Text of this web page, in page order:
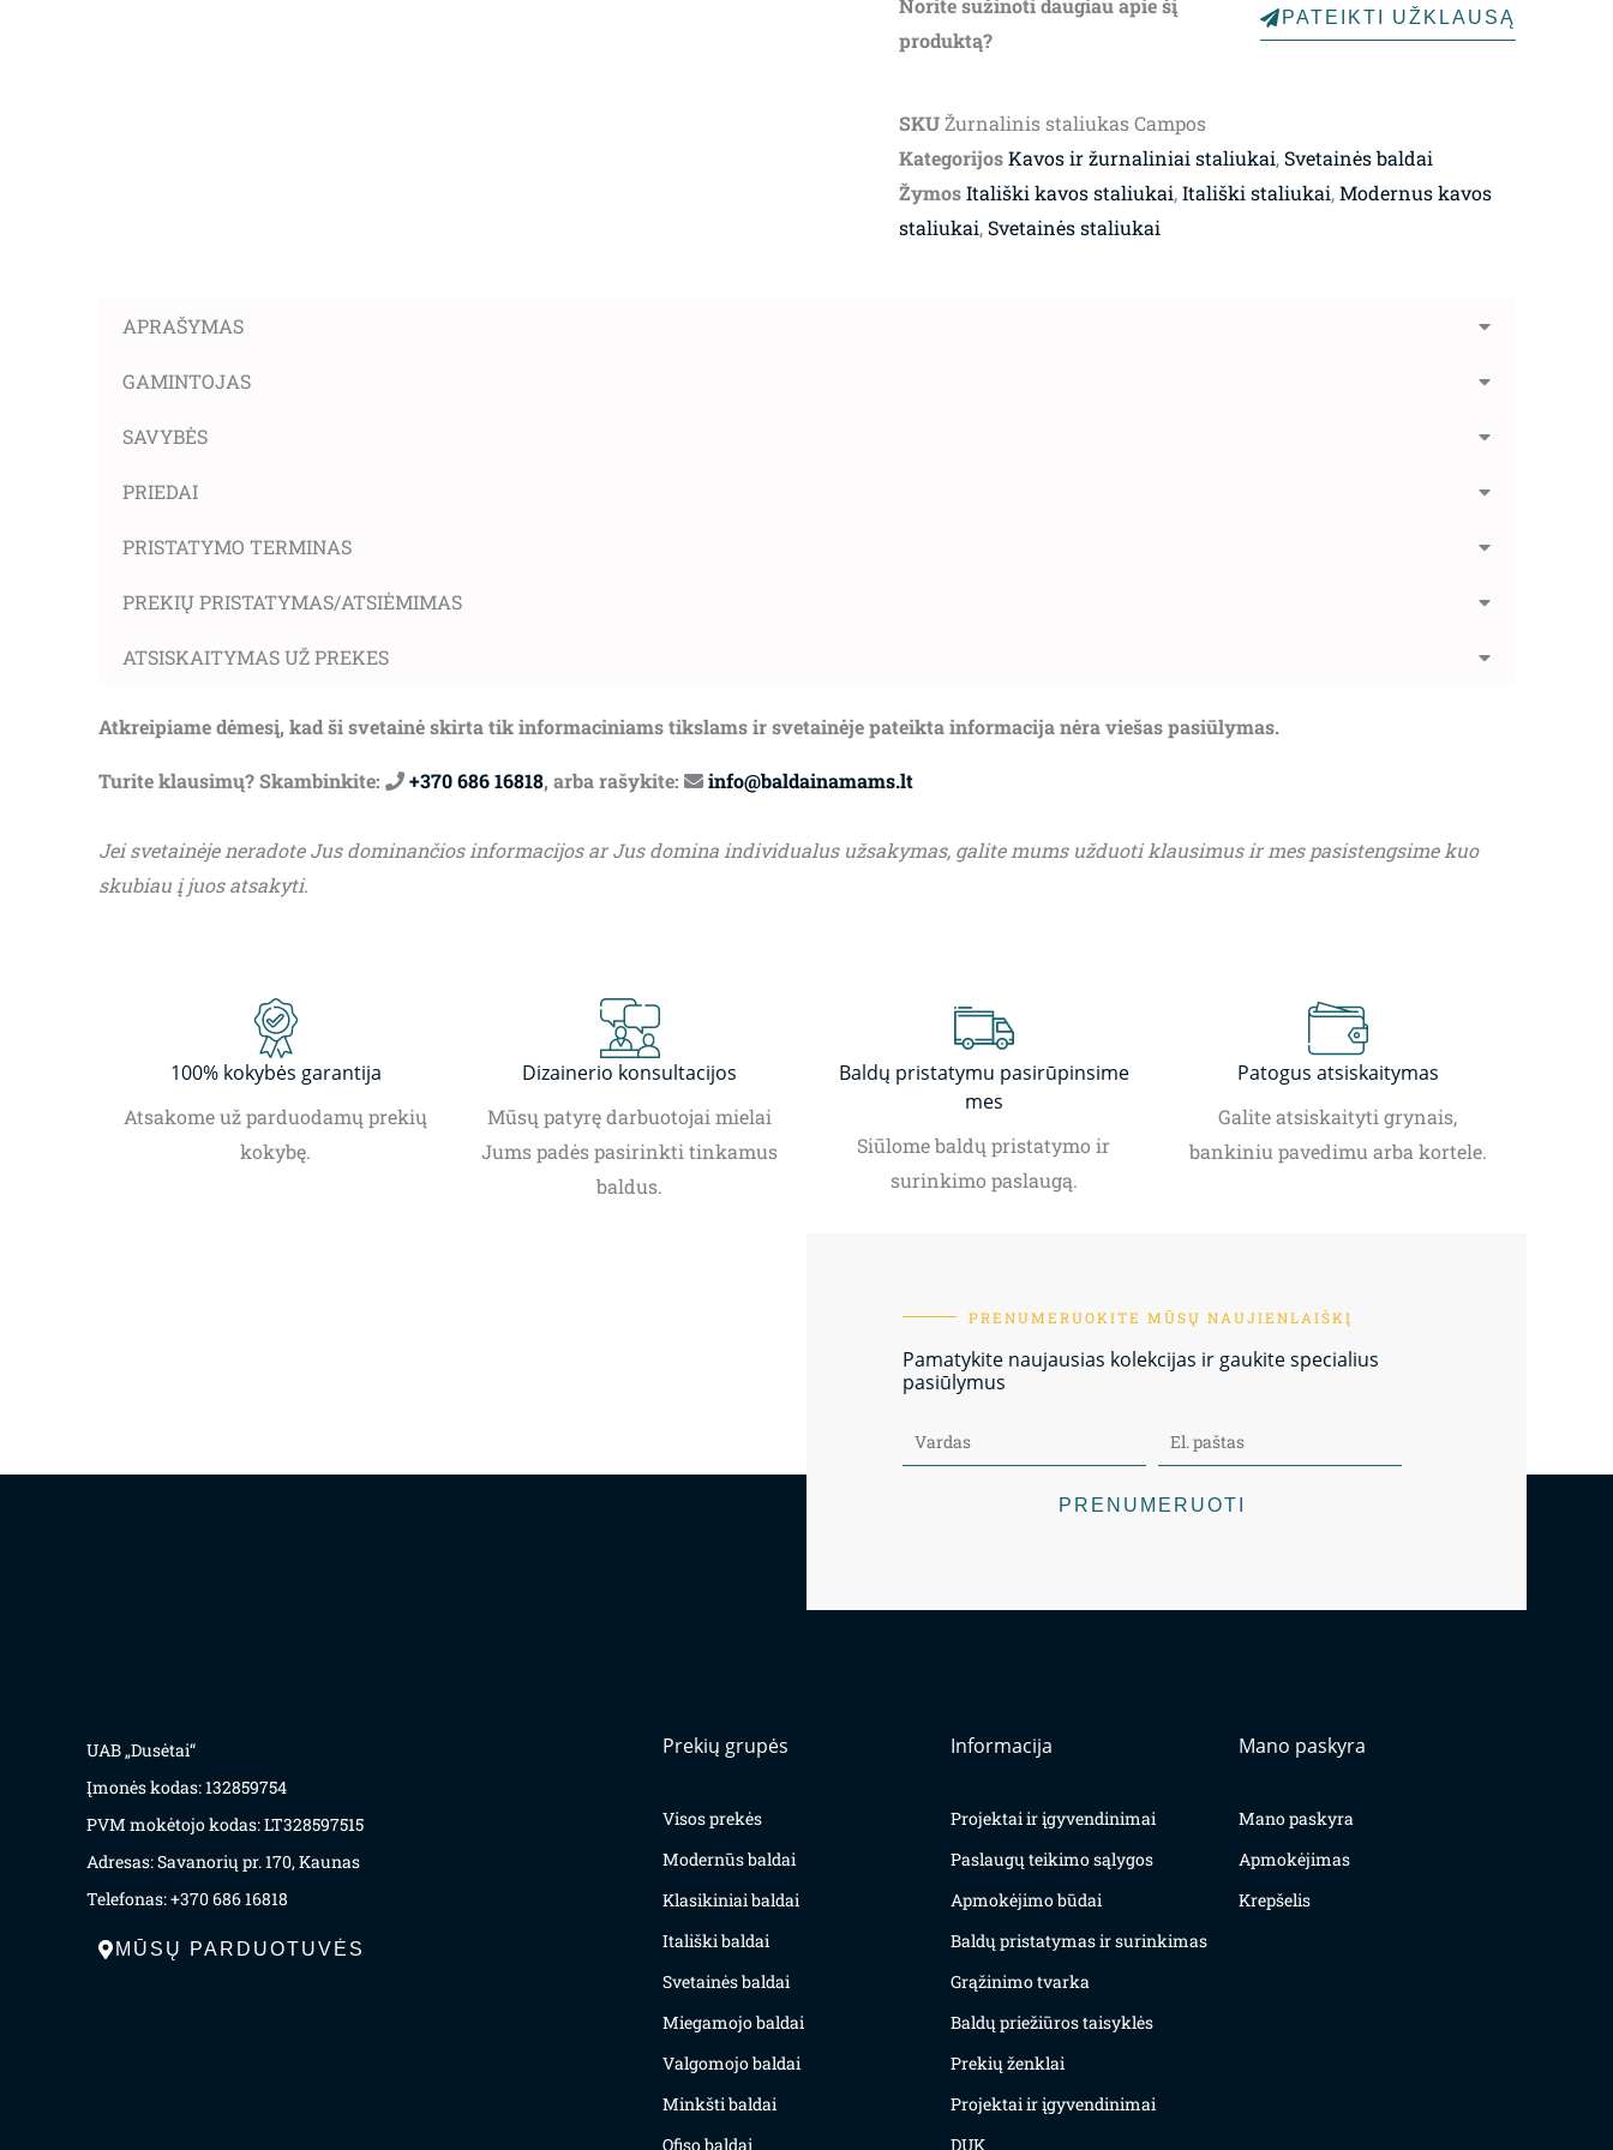
Norite sužinoti daugiau apie šį
produktą?
PATEIKTI UŽKLAUSĄ
SKU Žurnalinis staliukas Campos
KategorijosKavos ir žurnaliniai staliukai,Svetainės baldai
ŽymosItališki kavos staliukai,Itališki staliukai,Modernus kavos
staliukai,Svetainės staliukai
APRAŠYMAS
GAMINTOJAS
SAVYBĖS
PRIEDAI
PRISTATYMO TERMINAS
PREKIŲ PRISTATYMAS/ATSIĖMIMAS
ATSISKAITYMAS UŽ PREKES
Atkreipiame dėmesį, kad ši svetainė skirta tik informaciniams tikslams ir svetainėje pateikta informacija nėra viešas pasiūlymas.
Turite klausimų? Skambinkite: +370 686 16818, arba rašykite: info@baldainamams.lt
Jei svetainėje neradote Jus dominančios informacijos ar Jus domina individualus užsakymas, galite mums užduoti klausimus ir mes pasistengsime kuo
skubiau į juos atsakyti.
100% kokybės garantija
Atsakome už parduodamų prekių
kokybę.
Dizainerio konsultacijos
Mūsų patyrę darbuotojai mielai
Jums padės pasirinkti tinkamus
baldus.
Baldų pristatymu pasirūpinsime
mes
Siūlome baldų pristatymo ir
surinkimo paslaugą.
Patogus atsiskaitymas
Galite atsiskaityti grynais,
bankiniu pavedimu arba kortele.
PRENUMERUOKITE MŪSŲ NAUJIENLAIŠKĮ
Pamatykite naujausias kolekcijas ir gaukite specialius
pasiūlymus
PRENUMERUOTI
UAB „Dusėtai“
Įmonės kodas: 132859754
PVM mokėtojo kodas: LT328597515
Adresas: Savanorių pr. 170, Kaunas
Telefonas: +370 686 16818
MŪSŲ PARDUOTUVĖS
Prekių grupės
Visos prekės
Modernūs baldai
Klasikiniai baldai
Itališki baldai
Svetainės baldai
Miegamojo baldai
Valgomojo baldai
Minkšti baldai
Ofiso baldai
Informacija
Projektai ir įgyvendinimai
Paslaugų teikimo sąlygos
Apmokėjimo būdai
Baldų pristatymas ir surinkimas
Grąžinimo tvarka
Baldų priežiūros taisyklės
Prekių ženklai
Projektai ir įgyvendinimai
DUK
Mano paskyra
Mano paskyra
Apmokėjimas
Krepšelis